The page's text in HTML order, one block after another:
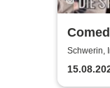
Schwerin,